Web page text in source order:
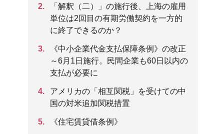
「解釈（二）」の施行後、上海の雇用
単位は2回目の有期労働契約を一方的
に終了できるのか？
《中小企業代金支払保障条例》の改正
～6月1日施行。民間企業も60日以内の
支払が必要に
アメリカの「相互関税」を受けての中
国の対米追加関税措置
《住宅賃貸借条例》